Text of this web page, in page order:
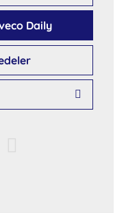
Daily